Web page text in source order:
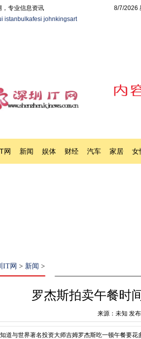
，专业信息资讯 8/7/2026
网 新闻 娱体 财经 汽车 家居 女
IT网 > 新闻 >
罗杰斯拍卖午餐时
来源：未知 发
道与世界著名投资大师吉姆罗杰斯吃一顿午餐要
istanbulkafesi johnkingsart